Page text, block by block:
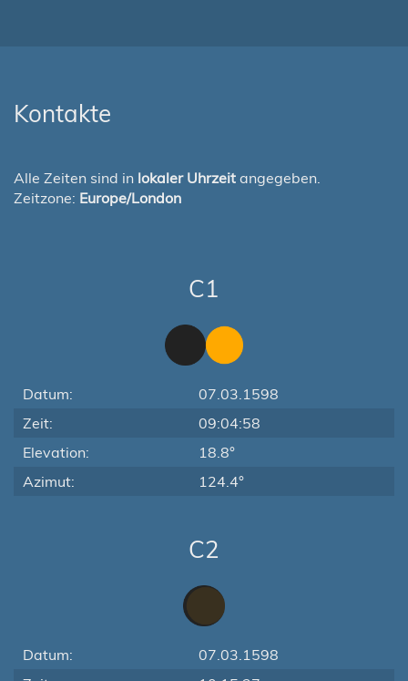
Kontakte
Alle Zeiten sind in lokaler Uhrzeit angegeben.
Zeitzone: Europe/London
C1
Datum:
07.03.1598
Zeit:
09:04:58
Elevation:
18.8°
Azimut:
124.4°
C2
Datum:
07.03.1598